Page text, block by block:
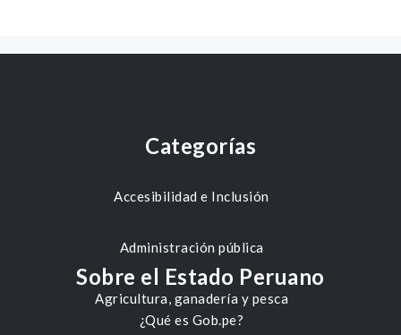
Categorías
Accesibilidad e Inclusión
Administración pública
Agricultura, ganadería y pesca
Sobre el Estado Peruano
¿Qué es Gob.pe?